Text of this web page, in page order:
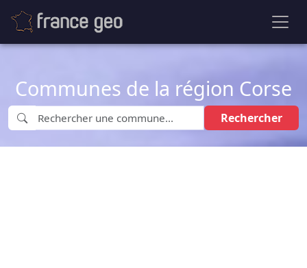
Communes de la région Corse
Rechercher